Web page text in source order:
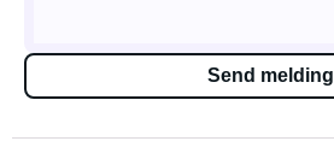
Send melding